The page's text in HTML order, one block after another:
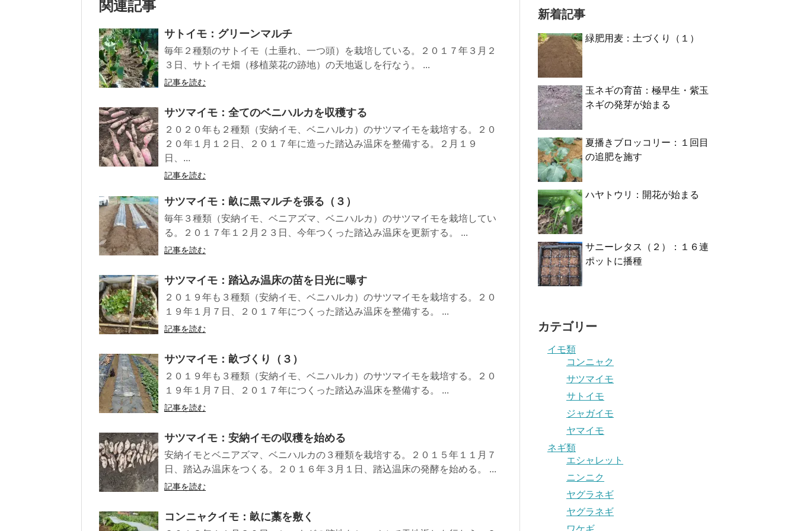
関連記事
サトイモ：グリーンマルチ
毎年２種類のサトイモ（土垂れ、一つ頭）を栽培している。２０１７年３月２
３日、サトイモ畑（移植菜花の跡地）の天地返しを行なう。 ...
記事を読む
サツマイモ：全てのベニハルカを収穫する
２０２０年も２種類（安納イモ、ベニハルカ）のサツマイモを栽培する。２０
２０年１月１２日、２０１７年に造った踏込み温床を整備する。２月１９
日、...
記事を読む
サツマイモ：畝に黒マルチを張る（３）
毎年３種類（安納イモ、ベニアズマ、ベニハルカ）のサツマイモを栽培してい
る。２０１７年１２月２３日、今年つくった踏込み温床を更新する。 ...
記事を読む
サツマイモ：踏込み温床の苗を日光に曝す
２０１９年も３種類（安納イモ、ベニハルカ）のサツマイモを栽培する。２０
１９年１月７日、２０１７年につくった踏込み温床を整備する。 ...
記事を読む
サツマイモ：畝づくり（３）
２０１９年も３種類（安納イモ、ベニハルカ）のサツマイモを栽培する。２０
１９年１月７日、２０１７年につくった踏込み温床を整備する。 ...
記事を読む
サツマイモ：安納イモの収穫を始める
安納イモとベニアズマ、ベニハルカの３種類を栽培する。２０１５年１１月７
日、踏込み温床をつくる。２０１６年３月１日、踏込温床の発酵を始める。 ...
記事を読む
コンニャクイモ：畝に藁を敷く
新着記事
緑肥用麦：土づくり（１）
玉ネギの育苗：極早生・紫玉
ネギの発芽が始まる
夏播きブロッコリー：１回目
の追肥を施す
ハヤトウリ：開花が始まる
サニーレタス（２）：１６連
ポットに播種
カテゴリー
イモ類
コンニャク
サツマイモ
サトイモ
ジャガイモ
ヤマイモ
ネギ類
エシャレット
ニンニク
ヤグラネギ
ヤグラネギ
ワケギ